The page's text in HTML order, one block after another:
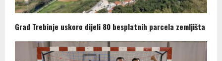
Grad Trebinje uskoro dijeli 80 besplatnih parcela zemljišta